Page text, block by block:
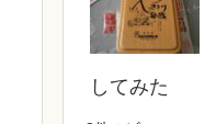
してみた